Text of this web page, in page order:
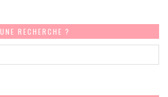
UNE RECHERCHE ?